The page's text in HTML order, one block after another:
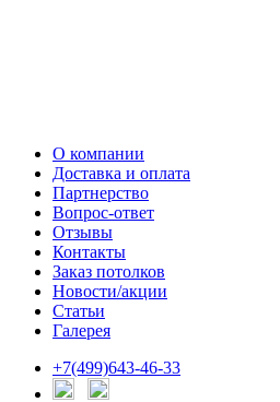
О компании
Доставка и оплата
Партнерство
Вопрос-ответ
Отзывы
Контакты
Заказ потолков
Новости/акции
Статьи
Галерея
+7(499)643-46-33